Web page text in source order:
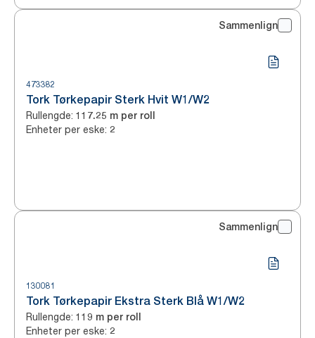
Sammenlign
473382
Tork Tørkepapir Sterk Hvit W1/W2
Rullengde: 117.25 m per roll
Enheter per eske: 2
Sammenlign
130081
Tork Tørkepapir Ekstra Sterk Blå W1/W2
Rullengde: 119 m per roll
Enheter per eske: 2